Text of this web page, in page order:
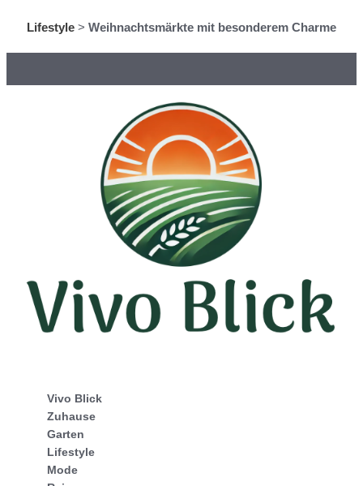
Lifestyle > Weihnachtsmärkte mit besonderem Charme
Vivo Blick
Zuhause
Garten
Lifestyle
Mode